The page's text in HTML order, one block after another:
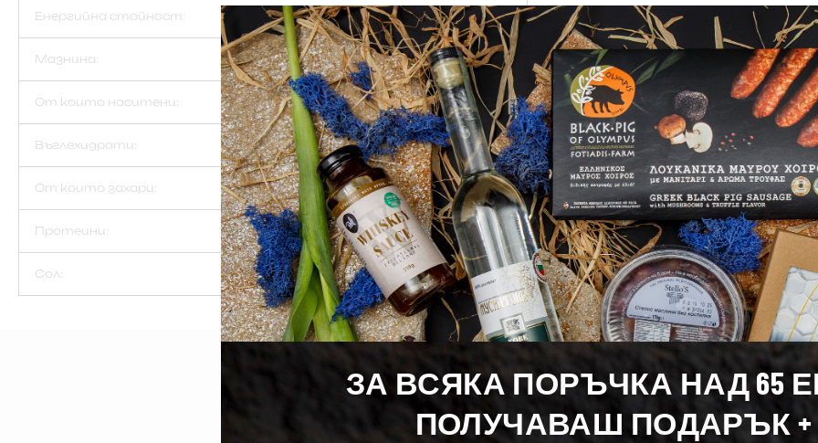
Енергийна стойност: 319,88 кКал.
Мазнина: 27,72 гр.
От които наситени: 8,83 гр.
Въглехидрати: 0,17 гр.
От които захари: 0,0 гр.
Протеини: 16,97 гр.
Сол: 1,4 гр.
ЗА ВСЯКА ПОРЪЧКА НАД 65
ПОЛУЧАВАШ ПОДАРЪК +